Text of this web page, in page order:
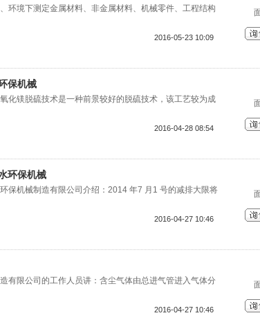
环境下测定金属材料、非金属材料、机械零件、工程结构
2016-05-23 10:09
保机械
化镁脱硫技术是一种前景较好的脱硫技术，该工艺较为成
2016-04-28 08:54
环保机械
机械制造有限公司介绍：2014 年7 月1 号的减排大限将
2016-04-27 10:46
限公司的工作人员讲：含尘气体由总进气管进入气体分
2016-04-27 10:46